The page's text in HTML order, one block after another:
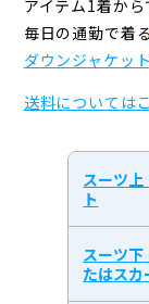
アイテム1着から
毎日の通勤で着る
ダウンジャケット
送料については
スーツ上
ト
スーツ下
たはスカ